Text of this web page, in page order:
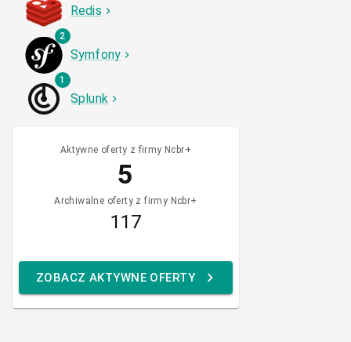
Redis
2
Symfony
1
Splunk
Aktywne oferty z firmy Ncbr+
5
Archiwalne oferty z firmy Ncbr+
117
ZOBACZ AKTYWNE OFERTY